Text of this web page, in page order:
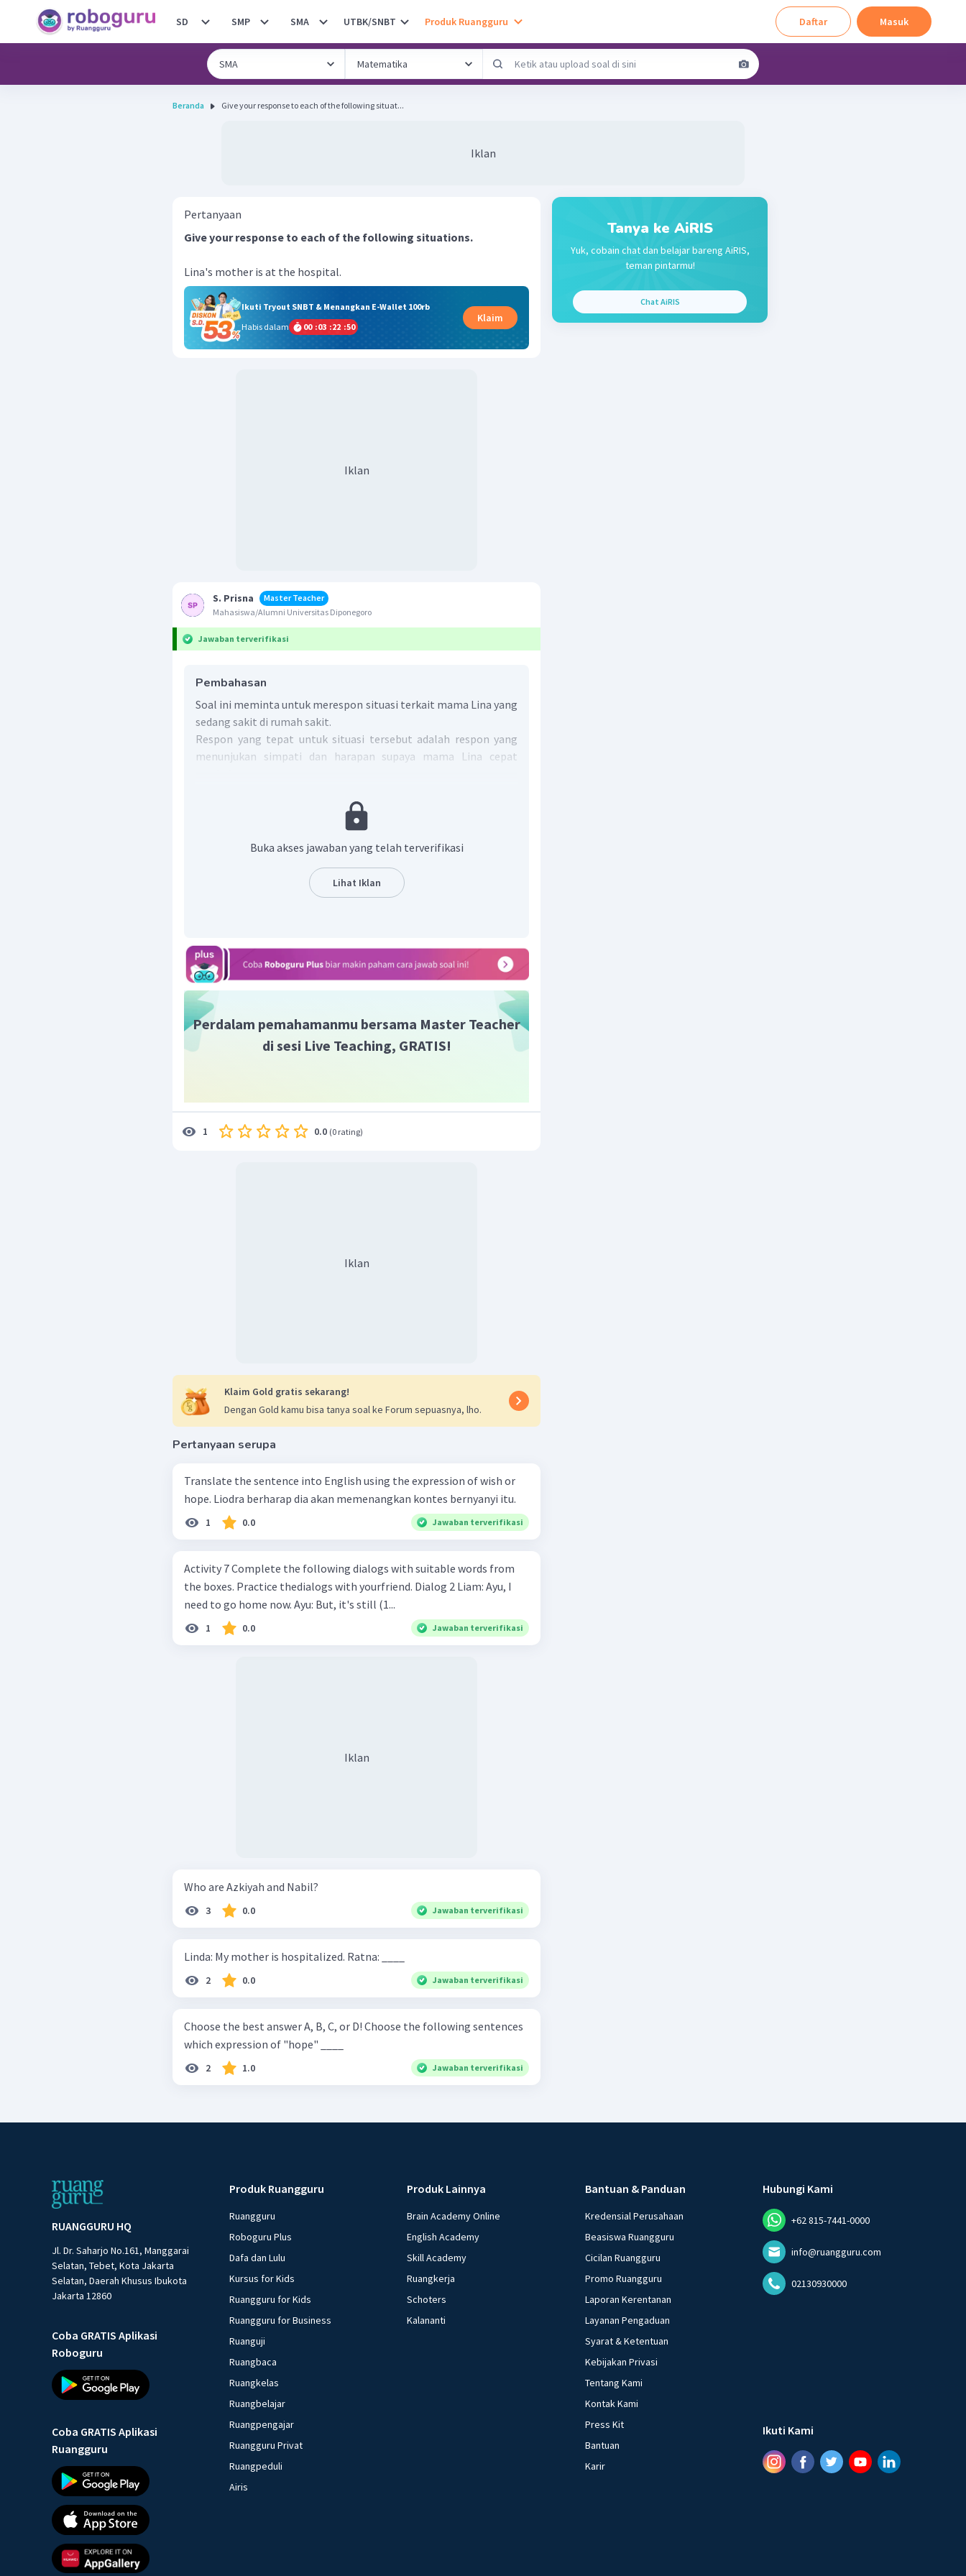
SD SMP SMA UTBK/SNBT Produk Ruangguru Daftar Masuk
Beranda Give your response to each of the following situat...
Iklan
Pertanyaan
Give your response to each of the following situations.
Lina's mother is at the hospital.
Ikuti Tryout SNBT & Menangkan E-Wallet 100rb
Habis dalam
00 :03 :22 :49
Klaim
Iklan
S. Prisna
Master Teacher
Mahasiswa/Alumni Universitas Diponegoro
Jawaban terverifikasi
Pembahasan
Soal ini meminta untuk merespon situasi terkait mama Lina yang
sedang sakit di rumah sakit.
Respon yang tepat untuk situasi tersebut adalah respon yang
menunjukan simpati dan harapan supaya mama Lina cepat
berharap mama Lina dapat segera membaik."
Dalam Bahasa Inggris, kalimat tersebut adalah "
mother will be better soon."
Buka akses jawaban yang telah terverifikasi
Lihat Iklan
Perdalam pemahamanmu bersama Master Teacher
di sesi Live Teaching, GRATIS!
1 0.0 (0 rating)
Iklan
Klaim Gold gratis sekarang!
Dengan Gold kamu bisa tanya soal ke Forum sepuasnya, lho.
Pertanyaan serupa
Translate the sentence into English using the expression of wish or
hope. Liodra berharap dia akan memenangkan kontes bernyanyi itu.
1 0.0 Jawaban terverifikasi
Activity 7 Complete the following dialogs with suitable words from
the boxes. Practice thedialogs with yourfriend. Dialog 2 Liam: Ayu, I
need to go home now. Ayu: But, it's still (1...
1 0.0 Jawaban terverifikasi
Iklan
Who are Azkiyah and Nabil?
3 0.0 Jawaban terverifikasi
Linda: My mother is hospitalized. Ratna: ____
2 0.0 Jawaban terverifikasi
Choose the best answer A, B, C, or D! Choose the following sentences
which expression of "hope" ____
2 1.0 Jawaban terverifikasi
Tanya ke AiRIS
Yuk, cobain chat dan belajar bareng AiRIS,
teman pintarmu!
Chat AiRIS
RUANGGURU HQ
Jl. Dr. Saharjo No.161, Manggarai
Selatan, Tebet, Kota Jakarta
Selatan, Daerah Khusus Ibukota
Jakarta 12860
Coba GRATIS Aplikasi
Roboguru
Coba GRATIS Aplikasi
Ruangguru
Produk Ruangguru
Ruangguru
Roboguru Plus
Dafa dan Lulu
Kursus for Kids
Ruangguru for Kids
Ruangguru for Business
Ruanguji
Ruangbaca
Ruangkelas
Ruangbelajar
Ruangpengajar
Ruangguru Privat
Ruangpeduli
Airis
Produk Lainnya
Brain Academy Online
English Academy
Skill Academy
Ruangkerja
Schoters
Kalananti
Bantuan & Panduan
Kredensial Perusahaan
Beasiswa Ruangguru
Cicilan Ruangguru
Promo Ruangguru
Laporan Kerentanan
Layanan Pengaduan
Syarat & Ketentuan
Kebijakan Privasi
Tentang Kami
Kontak Kami
Press Kit
Bantuan
Karir
Hubungi Kami
+62 815-7441-0000
info@ruangguru.com
02130930000
Ikuti Kami